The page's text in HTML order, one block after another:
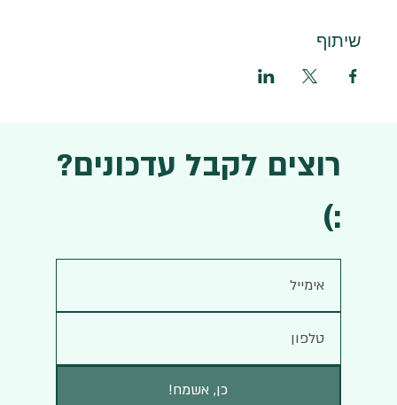
שיתוף
רוצים לקבל עדכונים?
:)
!כן, אשמח